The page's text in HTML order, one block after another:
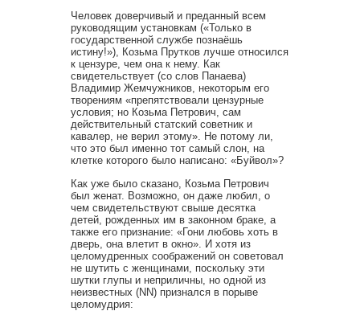
Человек доверчивый и преданный всем
руководящим установкам («Только в
государственной службе познаёшь
истину!»), Козьма Прутков лучше относился
к цензуре, чем она к нему. Как
свидетельствует (со слов Панаева)
Владимир Жемчужников, некоторым его
творениям «препятствовали цензурные
условия; но Козьма Петрович, сам
действительный статский советник и
кавалер, не верил этому». Не потому ли,
что это был именно тот самый слон, на
клетке которого было написано: «Буйвол»?
Как уже было сказано, Козьма Петрович
был женат. Возможно, он даже любил, о
чем свидетельствуют свыше десятка
детей, рожденных им в законном браке, а
также его признание: «Гони любовь хоть в
дверь, она влетит в окно». И хотя из
целомудренных соображений он советовал
не шутить с женщинами, поскольку эти
шутки глупы и неприличны, но одной из
неизвестных (NN) признался в порыве
целомудрия: